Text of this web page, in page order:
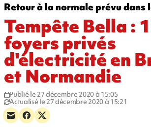
Retour à la normale prévu dans
Tempête Bella :
foyers privés
d'électricité en
et Normandie
Publié le 27 décembre 2020 à 15:05
Actualisé le 27 décembre 2020 à 15:21